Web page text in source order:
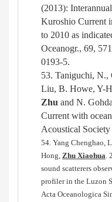
(2013):
Kuroshio Current
to 2010 as
Oceanogr., 69,
0193-5.
53. Taniguchi, N.,
Liu, B. Howe, Y-
Zhu and N. Gohda
Current with
Acoustical
54. Yang Chenghao,
Hong, Zhu Xiaohua.
sound scatterers
profiler in the Luzon
Acta Oceanologica